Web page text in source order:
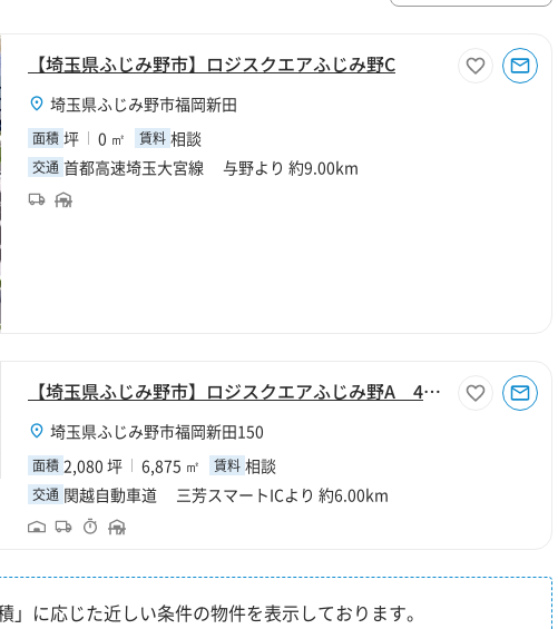
【埼玉県ふじみ野市】ロジスクエアふじみ野C
埼玉県ふじみ野市福岡新田
面積 坪 0 ㎡ 賃料 相談
交通 首都高速埼玉大宮線 与野より 約9.00km
【埼玉県ふじみ野市】ロジスクエアふじみ野A 4階J区画 (2,079坪)
埼玉県ふじみ野市福岡新田150
面積 2,080 坪 6,875 ㎡ 賃料 相談
交通 関越自動車道 三芳スマートICより 約6.00km
に応じた近しい条件の物件を表示しております。